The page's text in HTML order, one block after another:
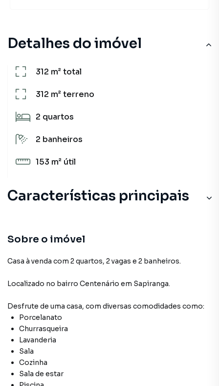
Detalhes do imóvel
312 m²total
312 m²terreno
2 quartos
2 banheiros
153 m² útil
Características principais
Piscina
Aquecimento Solar
Armário Cozinha
Churrasqueira
Sobre o imóvel
Casa à venda com 2 quartos, 2 vagas e 2 banheiros.
Localizado no bairro Centenário em Sapiranga.
Desfrute de uma casa, com diversas comodidades como:
Porcelanato
Churrasqueira
Lavanderia
Sala
Cozinha
Sala de estar